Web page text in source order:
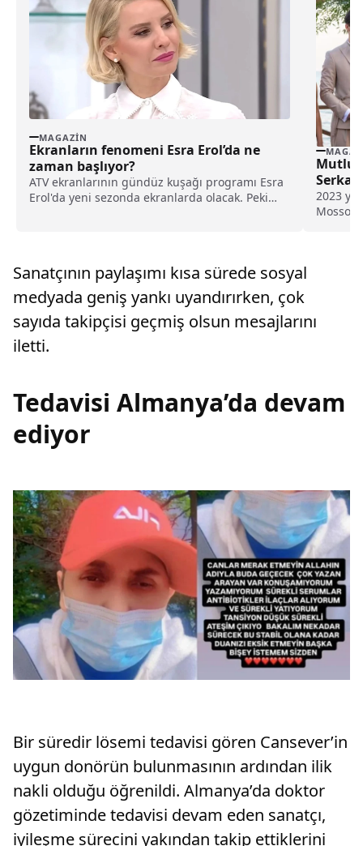
MAGAZIN
Ekranların fenomeni Esra Erol’da ne
zaman başlıyor?
ATV ekranlarının gündüz kuşağı programı Esra
Erol'da yeni sezonda ekranlarda olacak. Peki
Serkan
2023
Mosso
Sanatçının paylaşımı kısa sürede sosyal
medyada geniş yankı uyandırırken, çok
sayıda takipçisi geçmiş olsun mesajlarını
iletti.
Tedavisi Almanya’da devam
ediyor
Bir süredir lösemi tedavisi gören Cansever’in
uygun donörün bulunmasının ardından ilik
nakli olduğu öğrenildi. Almanya’da doktor
gözetiminde tedavisi devam eden sanatçı,
iyileşme sürecini yakından takip ettiklerini